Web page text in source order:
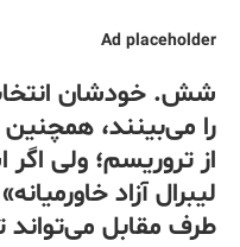
Ad placeholder
شش. خودشان
را می‌بینند،
از تروریسم؛ ولی
لیبرال آزاد
طرف مقابل